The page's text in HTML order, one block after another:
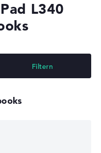
L340
Filtern